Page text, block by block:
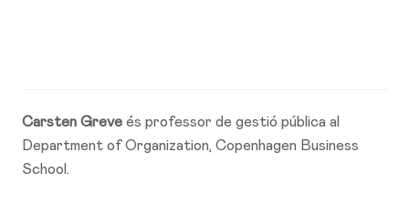
Carsten Greve és professor de gestió pública al
Department of Organization, Copenhagen Business
School.